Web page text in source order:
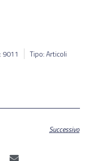
9011 Tipo: Articoli
Successivo